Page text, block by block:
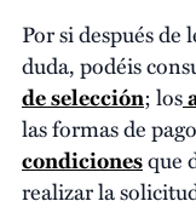
Por si después de
duda, podéis
de selección; los
las formas de
condicionesque
realizar la